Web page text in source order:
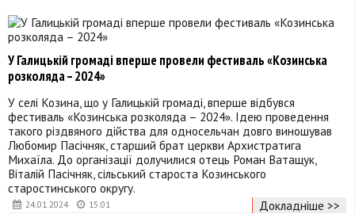
24.01.2024 15:01
У Галицькій громаді вперше провели фестиваль «Козинська
розколяда – 2024»
У селі Козина, що у Галицькій громаді, вперше відбувся
фестиваль «Козинська розколяда – 2024». Ідею проведення
такого різдвяного дійства для односельчан довго виношував
Любомир Пасічняк, старший брат церкви Архистратига
Михаїла. До організації долучилися отець Роман Ватащук,
Віталій Пасічняк, сільський староста Козинського
старостинського округу.
Докладніше >>